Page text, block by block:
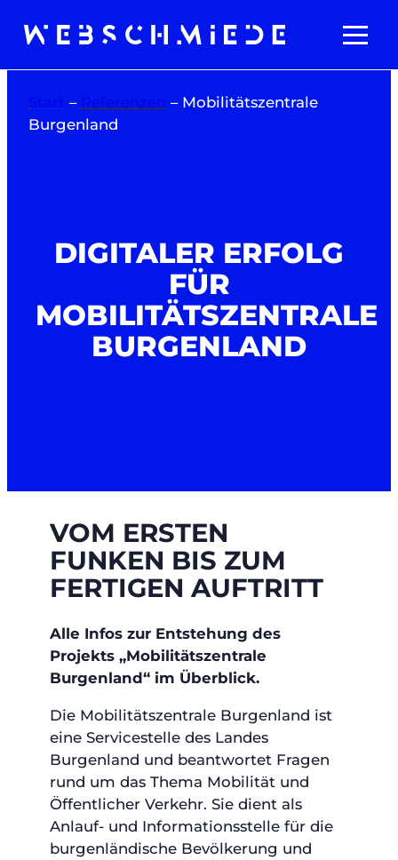
Inhalt
– – Mobilitätszentrale
Burgenland
DIGITALER ERFOLG
FÜR
MOBILITÄTSZENTRALE
BURGENLAND
VOM ERSTEN
FUNKEN BIS ZUM
FERTIGEN AUFTRITT
Alle Infos zur Entstehung des
Projekts „Mobilitätszentrale
Burgenland“ im Überblick.
Die Mobilitätszentrale Burgenland ist
eine Servicestelle des Landes
Burgenland und beantwortet Fragen
rund um das Thema Mobilität und
Öffentlicher Verkehr. Sie dient als
Anlauf- und Informationsstelle für die
burgenländische Bevölkerung und